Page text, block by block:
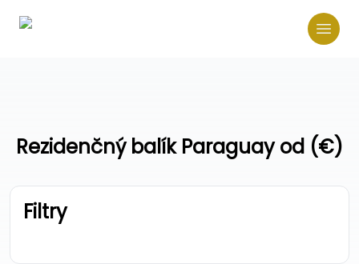
Rezidenčný balík Paraguay od (€)
Filtry